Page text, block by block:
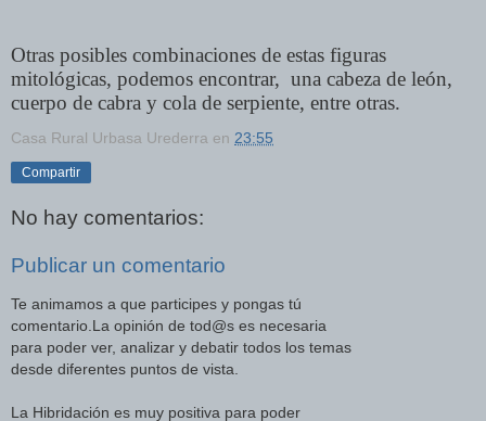
Otras posibles combinaciones de estas figuras
mitológicas, podemos encontrar, una cabeza de león,
cuerpo de cabra y cola de serpiente, entre otras.
Casa Rural Urbasa Urederra en 23:55
Compartir
No hay comentarios:
Publicar un comentario
Te animamos a que participes y pongas tú
comentario.La opinión de tod@s es necesaria
para poder ver, analizar y debatir todos los temas
desde diferentes puntos de vista.
La Hibridación es muy positiva para poder